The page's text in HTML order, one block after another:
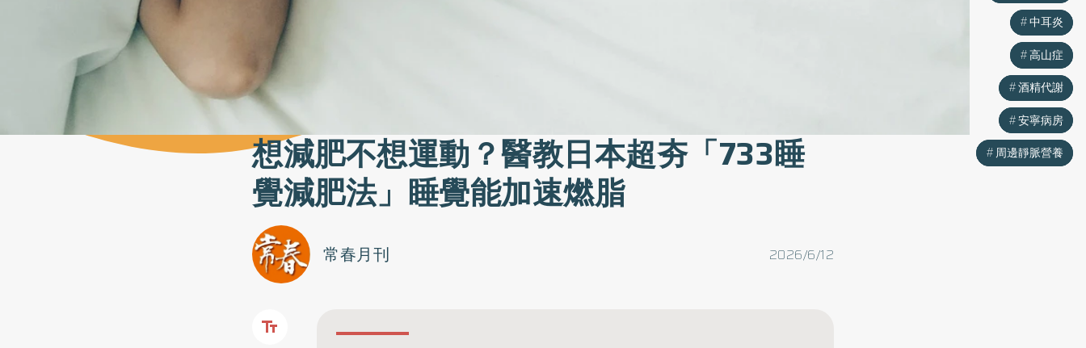
想減肥不想運動？醫教日本超夯「733睡
覺減肥法」睡覺能加速燃脂
2026/6/12
常春月刊
中耳炎
高山症
酒精代謝
安寧病房
周邊靜脈營養
中耳炎
高山症
酒精代謝
安寧病房
周邊靜脈營養